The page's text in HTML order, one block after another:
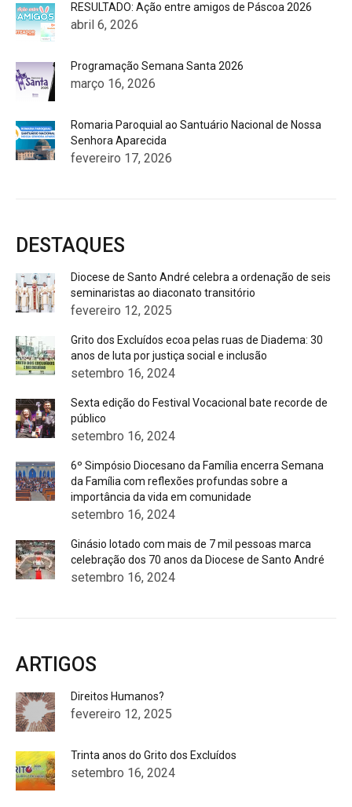
RESULTADO: Ação entre amigos de Páscoa 2026
abril 6, 2026
Programação Semana Santa 2026
março 16, 2026
Romaria Paroquial ao Santuário Nacional de Nossa
Senhora Aparecida
fevereiro 17, 2026
DESTAQUES
Diocese de Santo André celebra a ordenação de seis
seminaristas ao diaconato transitório
fevereiro 12, 2025
Grito dos Excluídos ecoa pelas ruas de Diadema: 30
anos de luta por justiça social e inclusão
setembro 16, 2024
Sexta edição do Festival Vocacional bate recorde de
público
setembro 16, 2024
6º Simpósio Diocesano da Família encerra Semana
da Família com reflexões profundas sobre a
importância da vida em comunidade
setembro 16, 2024
Ginásio lotado com mais de 7 mil pessoas marca
celebração dos 70 anos da Diocese de Santo André
setembro 16, 2024
ARTIGOS
Direitos Humanos?
fevereiro 12, 2025
Trinta anos do Grito dos Excluídos
setembro 16, 2024